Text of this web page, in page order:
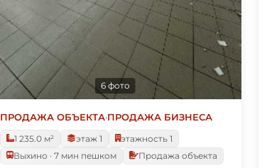
6 фото
ПРОДАЖА ОБЪЕКТА·ПРОДАЖА БИЗНЕСА
1 235.0 м²
этаж 1
этажность 1
Выхино · 7 мин пешком
Продажа объекта